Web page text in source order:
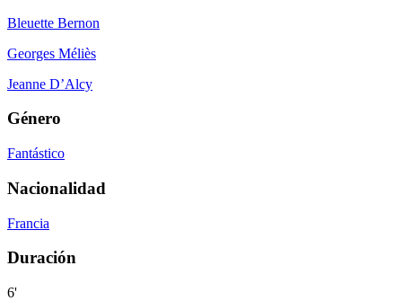
Bleuette Bernon
Georges Méliès
Jeanne D’Alcy
Género
Fantástico
Nacionalidad
Francia
Duración
6'